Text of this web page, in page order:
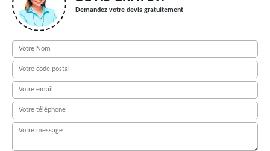
Demandez votre devis gratuitement